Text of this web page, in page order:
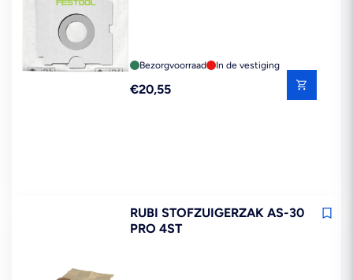
Bezorgvoorraad In de vestiging
Reguliere
€20,55
RUBI STOFZUIGERZAK AS-30
PRO 4ST